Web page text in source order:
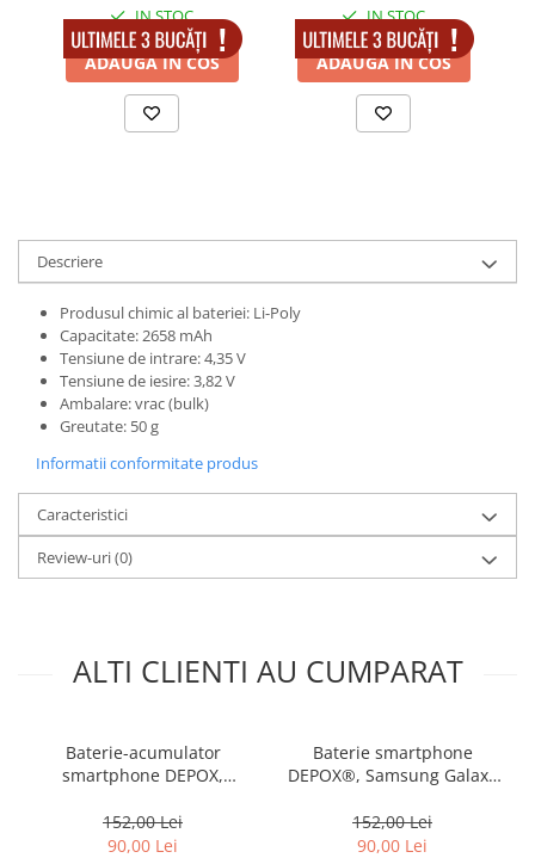
Accesori casa & gradina
Accesorii gratar
Accesorii mese si scaune
Articole ambalare
Ascutitoare si seturi de ascutire
cutite
Electrocasnice
Incubatoare oua
Mori cereale si furaje
Baterii telefoane
Baterii si acumulatori
Stative
Masini de gaurit si insurubat
Accesorii vioara-viola
IN STOC
ADAUGA IN COS
IN STOC
ADAUGA IN COS
Descriere
Produsul chimic al bateriei: Li-Poly
Capacitate: 2658 mAh
Tensiune de intrare: 4,35 V
Tensiune de iesire: 3,82 V
Ambalare: vrac (bulk)
Greutate: 50 g
Informatii conformitate produs
Caracteristici
Review-uri(0)
ALTI CLIENTI AU CUMPARAT
Baterie-acumulator
smartphone DEPOX,
152,00 Lei
90,00 Lei
Baterie smartphone
DEPOX®, Samsung Galaxy
152,00 Lei
90,00 Lei